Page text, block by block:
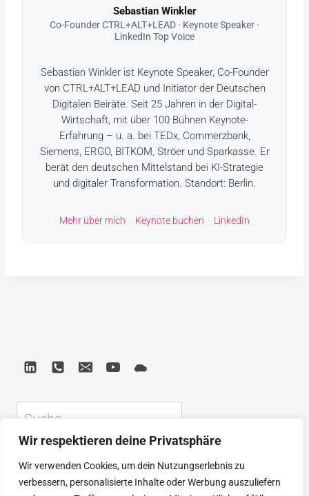
Wir respektieren deine Privatsphäre
Wir verwenden Cookies, um dein Nutzungserlebnis zu
verbessern, personalisierte Inhalte oder Werbung auszuliefern
Sebastian Winkler
Co-Founder CTRL+ALT+LEAD · Keynote Speaker ·
LinkedIn Top Voice
Sebastian Winkler ist Keynote Speaker, Co-Founder
von CTRL+ALT+LEAD und Initiator der Deutschen
Digitalen Beiräte. Seit 25 Jahren in der Digital-
Wirtschaft, mit über 100 Bühnen Keynote-
Erfahrung – u. a. bei TEDx, Commerzbank,
Siemens, ERGO, BITKOM, Ströer und Sparkasse. Er
berät den deutschen Mittelstand bei KI-Strategie
und digitaler Transformation. Standort: Berlin.
Mehr über mich · Keynote buchen · LinkedIn
Suchen
KEYNOTE BEIRAT
CTRL+ALT+LEAD
MEINE ARTIKEL
BUCHEMPFEHLUNGEN